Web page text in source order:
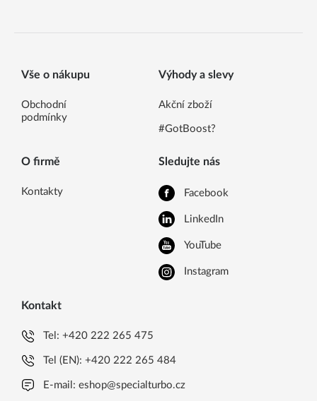
Vše o nákupu
Obchodní
podmínky
Výhody a slevy
Akční zboží
#GotBoost?
O firmě
Kontakty
Sledujte nás
Facebook
LinkedIn
YouTube
Instagram
Kontakt
Tel:+420 222 265 475
Tel (EN):+420 222 265 484
E-mail:eshop@specialturbo.cz